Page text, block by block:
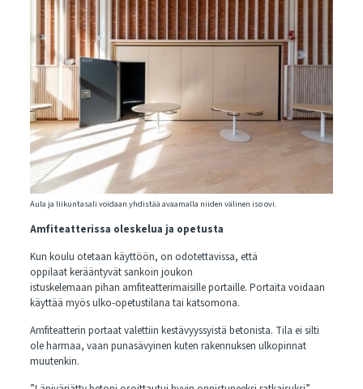
Aula ja liikuntasali voidaan yhdistää avaamalla niiden välinen iso ovi.
Amfiteatterissa oleskelua ja opetusta
Kun koulu otetaan käyttöön, on odotettavissa, että
oppilaat kerääntyvät sankoin joukon
istuskelemaan pihan amfiteatterimaisille portaille. Portaita voidaan
käyttää myös ulko-opetustilana tai katsomona.
Amfiteatterin portaat valettiin kestävyyssyistä betonista. Tila ei silti
ole harmaa, vaan punasävyinen kuten rakennuksen ulkopinnat
muutenkin.